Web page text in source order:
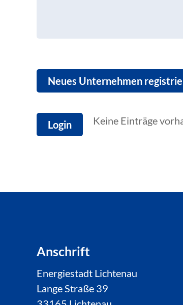
Neues Unternehmen
Login Keine Einträge
Anschrift
Energiestadt Lichtenau
Lange Straße 39